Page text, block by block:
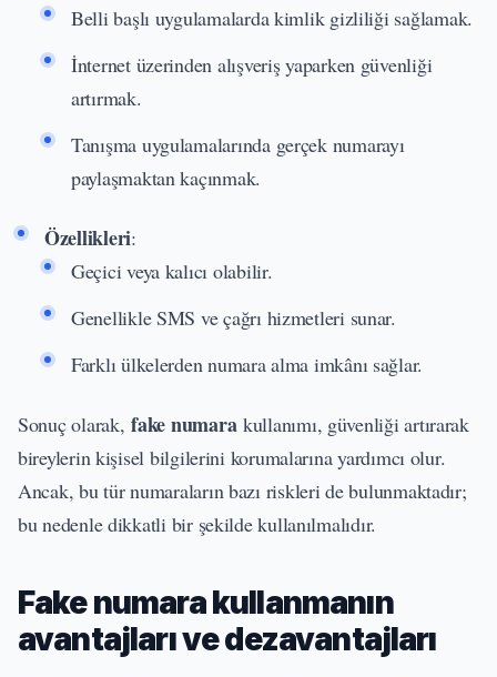
Belli başlı uygulamalarda kimlik gizliliği sağlamak.
İnternet üzerinden alışveriş yaparken güvenliği
artırmak.
Tanışma uygulamalarında gerçek numarayı
paylaşmaktan kaçınmak.
Özellikleri:
Geçici veya kalıcı olabilir.
Genellikle SMS ve çağrı hizmetleri sunar.
Farklı ülkelerden numara alma imkânı sağlar.
Sonuç olarak,fake numarakullanımı, güvenliği artırarak
bireylerin kişisel bilgilerini korumalarına yardımcı olur.
Ancak, bu tür numaraların bazı riskleri de bulunmaktadır;
bu nedenle dikkatli bir şekilde kullanılmalıdır.
Fake numara kullanmanın
avantajları ve dezavantajları